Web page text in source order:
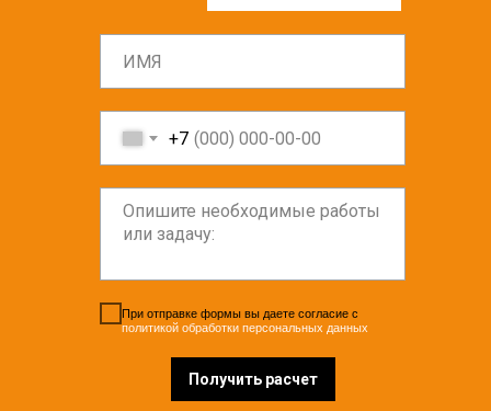
+7
При отправке формы вы даете согласие с
политикой обработки персональных данных
Получить расчет